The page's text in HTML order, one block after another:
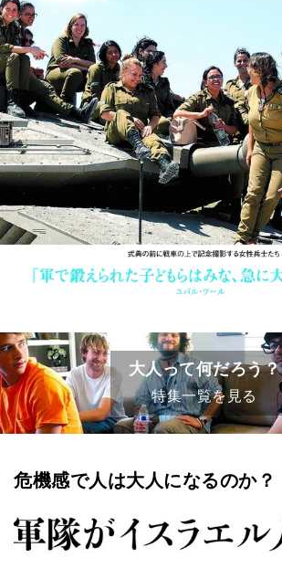
大人って何だろう？
特集一覧を見る
危機感で人は大人になるのか？